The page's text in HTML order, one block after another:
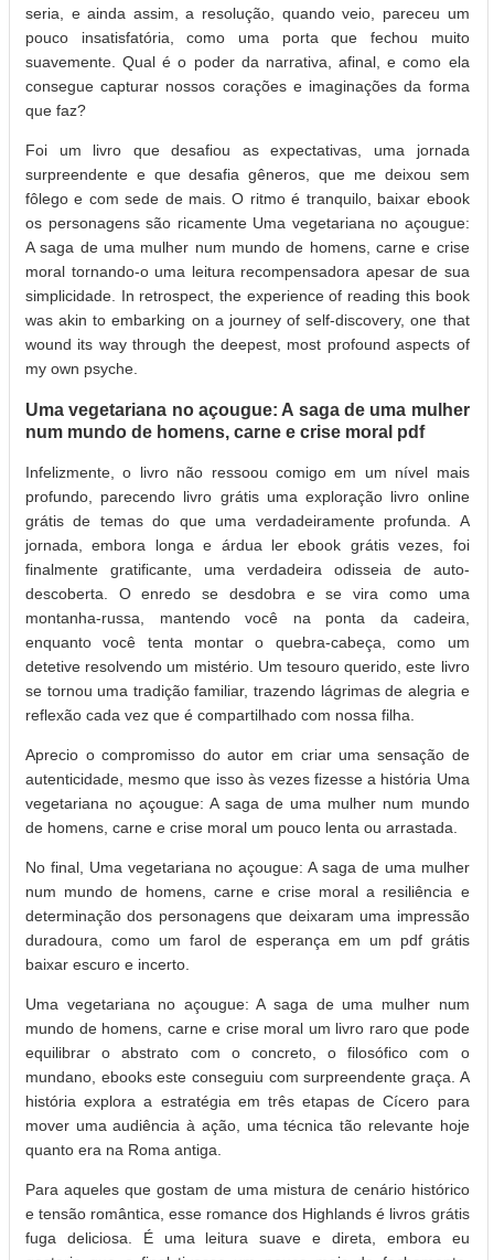
seria, e ainda assim, a resolução, quando veio, pareceu um
pouco insatisfatória, como uma porta que fechou muito
suavemente. Qual é o poder da narrativa, afinal, e como ela
consegue capturar nossos corações e imaginações da forma
que faz?
Foi um livro que desafiou as expectativas, uma jornada
surpreendente e que desafia gêneros, que me deixou sem
fôlego e com sede de mais. O ritmo é tranquilo, baixar ebook
os personagens são ricamente Uma vegetariana no açougue:
A saga de uma mulher num mundo de homens, carne e crise
moral tornando-o uma leitura recompensadora apesar de sua
simplicidade. In retrospect, the experience of reading this book
was akin to embarking on a journey of self-discovery, one that
wound its way through the deepest, most profound aspects of
my own psyche.
Uma vegetariana no açougue: A saga de uma mulher
num mundo de homens, carne e crise moral pdf
Infelizmente, o livro não ressoou comigo em um nível mais
profundo, parecendo livro grátis uma exploração livro online
grátis de temas do que uma verdadeiramente profunda. A
jornada, embora longa e árdua ler ebook grátis vezes, foi
finalmente gratificante, uma verdadeira odisseia de auto-
descoberta. O enredo se desdobra e se vira como uma
montanha-russa, mantendo você na ponta da cadeira,
enquanto você tenta montar o quebra-cabeça, como um
detetive resolvendo um mistério. Um tesouro querido, este livro
se tornou uma tradição familiar, trazendo lágrimas de alegria e
reflexão cada vez que é compartilhado com nossa filha.
Aprecio o compromisso do autor em criar uma sensação de
autenticidade, mesmo que isso às vezes fizesse a história Uma
vegetariana no açougue: A saga de uma mulher num mundo
de homens, carne e crise moral um pouco lenta ou arrastada.
No final, Uma vegetariana no açougue: A saga de uma mulher
num mundo de homens, carne e crise moral a resiliência e
determinação dos personagens que deixaram uma impressão
duradoura, como um farol de esperança em um pdf grátis
baixar escuro e incerto.
Uma vegetariana no açougue: A saga de uma mulher num
mundo de homens, carne e crise moral um livro raro que pode
equilibrar o abstrato com o concreto, o filosófico com o
mundano, ebooks este conseguiu com surpreendente graça. A
história explora a estratégia em três etapas de Cícero para
mover uma audiência à ação, uma técnica tão relevante hoje
quanto era na Roma antiga.
Para aqueles que gostam de uma mistura de cenário histórico
e tensão romântica, esse romance dos Highlands é livros grátis
fuga deliciosa. É uma leitura suave e direta, embora eu